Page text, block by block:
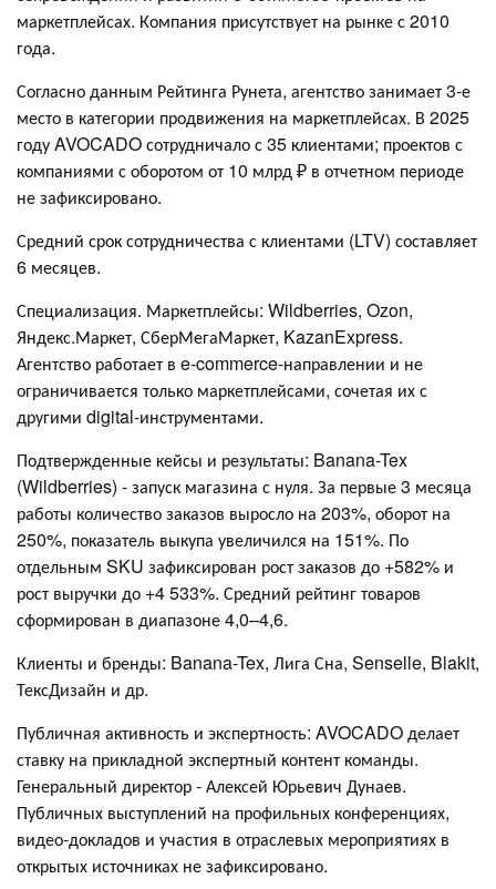
маркетплейсах. Компания присутствует на рынке с 2010
года.
Согласно данным Рейтинга Рунета, агентство занимает 3-е
место в категории продвижения на маркетплейсах. В 2025
году AVOCADO сотрудничало с 35 клиентами; проектов с
компаниями с оборотом от 10 млрд ₽ в отчетном периоде
не зафиксировано.
Средний срок сотрудничества с клиентами (LTV) составляет
6 месяцев.
Специализация. Маркетплейсы: Wildberries, Ozon,
Яндекс.Маркет, СберМегаМаркет, KazanExpress.
Агентство работает в e-commerce-направлении и не
ограничивается только маркетплейсами, сочетая их с
другими digital-инструментами.
Подтвержденные кейсы и результаты: Banana-Tex
(Wildberries) - запуск магазина с нуля. За первые 3 месяца
работы количество заказов выросло на 203%, оборот на
250%, показатель выкупа увеличился на 151%. По
отдельным SKU зафиксирован рост заказов до +582% и
рост выручки до +4 533%. Средний рейтинг товаров
сформирован в диапазоне 4,0–4,6.
Клиенты и бренды: Banana-Tex, Лига Сна, Senselle, Blakit,
ТексДизайн и др.
Публичная активность и экспертность: AVOCADO делает
ставку на прикладной экспертный контент команды.
Генеральный директор - Алексей Юрьевич Дунаев.
Публичных выступлений на профильных конференциях,
видео-докладов и участия в отраслевых мероприятиях в
открытых источниках не зафиксировано.